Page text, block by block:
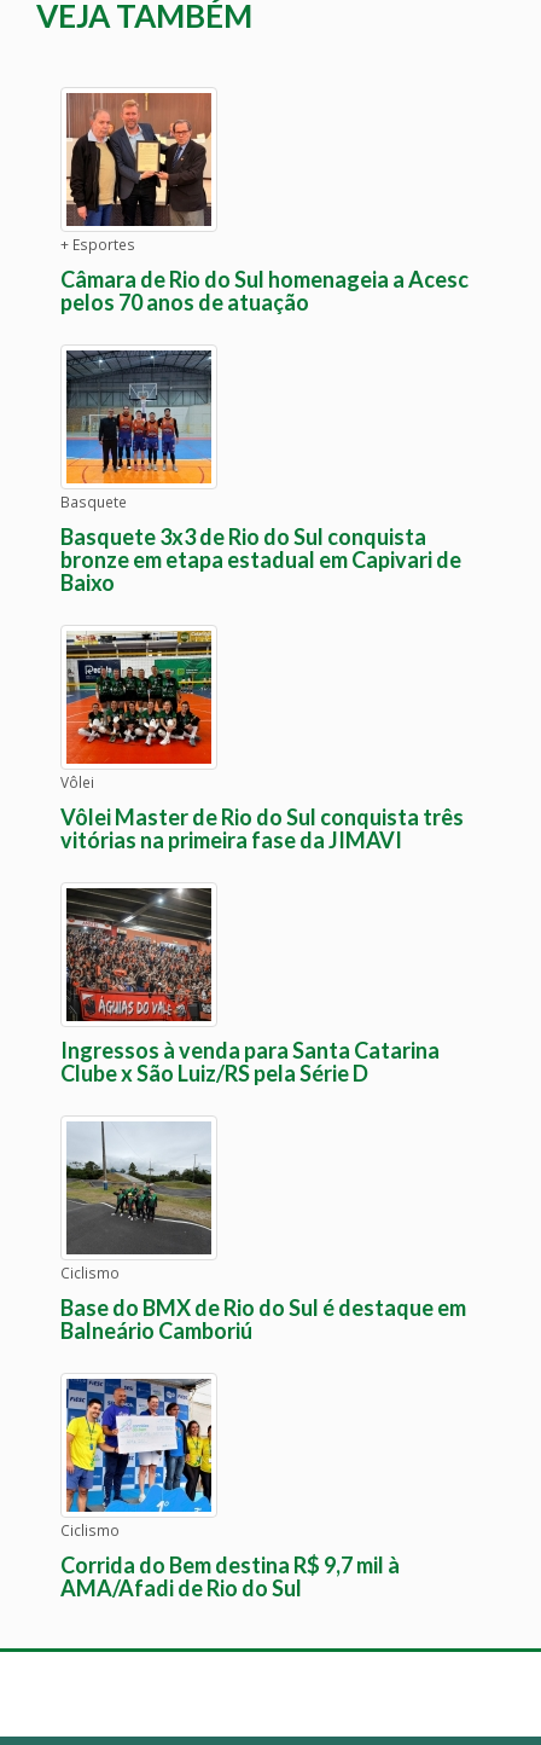
VEJA TAMBÉM
+ Esportes
Câmara de Rio do Sul homenageia a Acesc
pelos 70 anos de atuação
Basquete
Basquete 3x3 de Rio do Sul conquista
bronze em etapa estadual em Capivari de
Baixo
Vôlei
Vôlei Master de Rio do Sul conquista três
vitórias na primeira fase da JIMAVI
Ingressos à venda para Santa Catarina
Clube x São Luiz/RS pela Série D
Ciclismo
Base do BMX de Rio do Sul é destaque em
Balneário Camboriú
Ciclismo
Corrida do Bem destina R$ 9,7 mil à
AMA/Afadi de Rio do Sul